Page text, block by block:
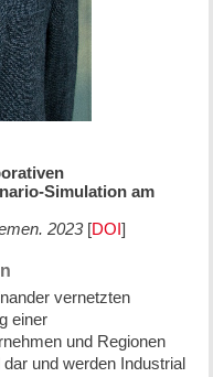
Simulation am
2023[DOI]
vernetzten
einer
und Regionen
und werden Industrial